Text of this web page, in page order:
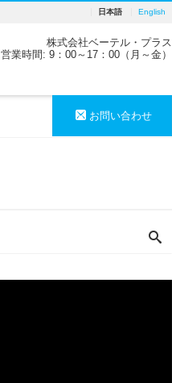
日本語 English
株式会社ベーテル・プラス
営業時間: 9：00～17：00（月～金）
お問い合わせ